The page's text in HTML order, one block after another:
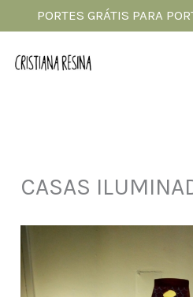
PORTES GRÁTIS PARA
to
content
CASAS